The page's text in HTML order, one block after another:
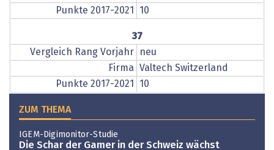
Punkte 2017-2021
10
37
Vergleich Rang Vorjahr
neu
Firma
Valtech Switzerland
Punkte 2017-2021
10
ZUM THEMA
IGEM-Digimonitor-Studie
Die Schar der Gamer in der Schweiz wächst